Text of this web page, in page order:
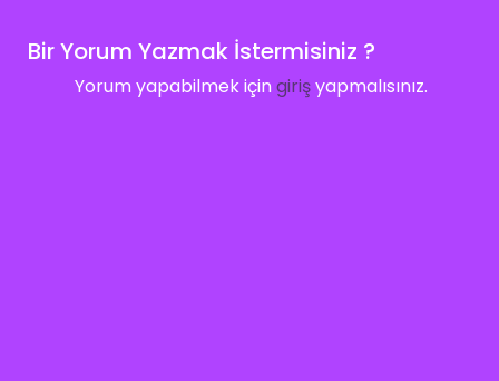
Bir Yorum Yazmak İstermisiniz ?
Yorum yapabilmek içingirişyapmalısınız.